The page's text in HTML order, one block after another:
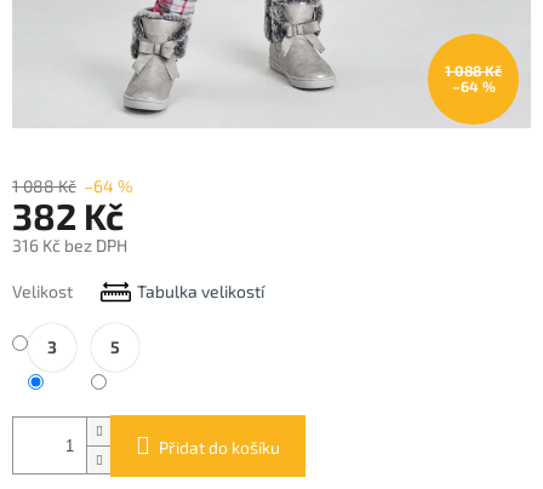
1 088 Kč
–64 %
1 088 Kč –64 %
382 Kč
316 Kč bez DPH
cena:
Velikost Tabulka velikostí
3 5
Přidat do košíku